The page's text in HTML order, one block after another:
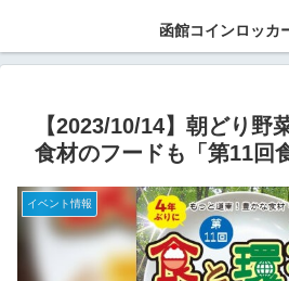
函館コインロッカ
【2023/10/14】朝どり野
食材のフードも「第11回
イベント情報